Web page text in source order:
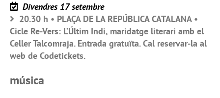
Divendres 17 setembre
20.30 h • PLAÇA DE LA REPÚBLICA CATALANA •
Cicle Re-Vers: L’Últim Indi, maridatge literari amb el
Celler Talcomraja. Entrada gratuïta. Cal reservar-la al
web de Codetickets.
música